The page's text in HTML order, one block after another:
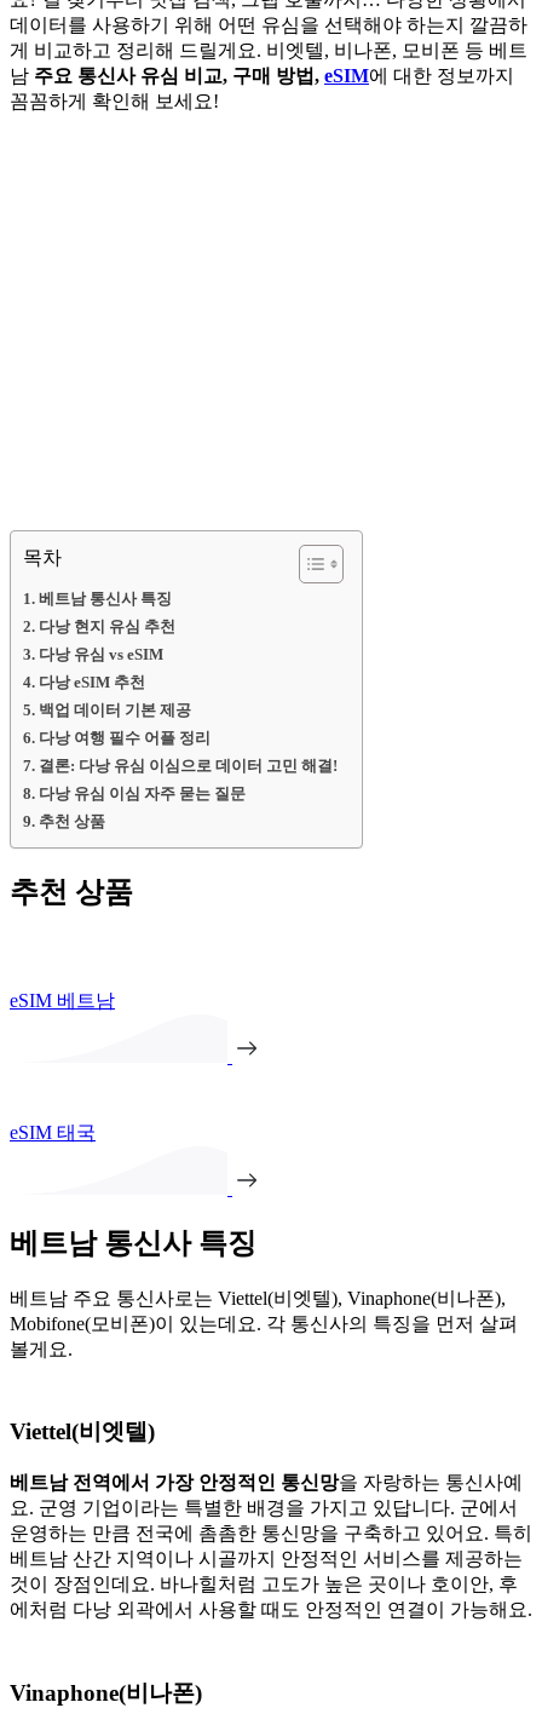
데이터를 사용하기 위해 어떤 유심을 선택해야 하는지 깔끔하
게 비교하고 정리해 드릴게요. 비엣텔, 비나폰, 모비폰 등 베트
남 주요 통신사 유심 비교, 구매 방법, eSIM에 대한 정보까지
꼼꼼하게 확인해 보세요!
목차
베트남 통신사 특징
다낭 현지 유심 추천
다낭 유심 vs eSIM
다낭 eSIM 추천
백업 데이터 기본 제공
다낭 여행 필수 어플 정리
결론: 다낭 유심 이심으로 데이터 고민 해결!
다낭 유심 이심 자주 묻는 질문
추천 상품
추천 상품
eSIM 베트남
eSIM 태국
베트남 통신사 특징
베트남 주요 통신사로는 Viettel(비엣텔), Vinaphone(비나폰),
Mobifone(모비폰)이 있는데요. 각 통신사의 특징을 먼저 살펴
볼게요.
Viettel(비엣텔)
베트남 전역에서 가장 안정적인 통신망을 자랑하는 통신사예
요. 군영 기업이라는 특별한 배경을 가지고 있답니다. 군에서
운영하는 만큼 전국에 촘촘한 통신망을 구축하고 있어요. 특히
베트남 산간 지역이나 시골까지 안정적인 서비스를 제공하는
것이 장점인데요. 바나힐처럼 고도가 높은 곳이나 호이안, 후
에처럼 다낭 외곽에서 사용할 때도 안정적인 연결이 가능해요.
Vinaphone(비나폰)